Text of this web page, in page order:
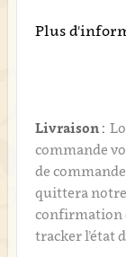
Plus
Livraison :
commande
de
quittera notre
confirmation
tracker l’état